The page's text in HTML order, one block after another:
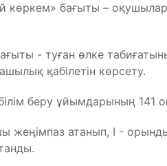
көркем» бағыты – оқушылар
- туған өлке
қабілетін көрсету.
беру ұйымдарының 141
жеңімпаз атанып, I -